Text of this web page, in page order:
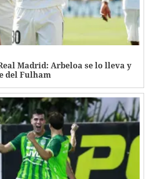
Madrid: Arbeloa se lo lleva y
del Fulham